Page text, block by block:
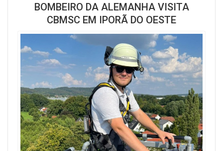
BOMBEIRO DA ALEMANHA VISITA
CBMSC EM IPORÃ DO OESTE